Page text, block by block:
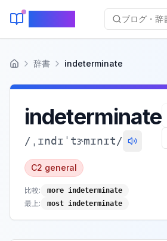
ブログ・辞
ホーム 辞書 indeterminate
indeterminate
/ ˌɪndɪˈtɝmɪnɪt/
C2 general
比較: more indeterminate
最上: most indeterminate